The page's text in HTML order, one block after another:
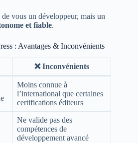
vous un développeur, mais un
et fiable.
: Avantages & Inconvénients
❌ Inconvénients
Moins connue à
l’international que certaines
certifications éditeurs
Ne valide pas des
compétences de
développement avancé